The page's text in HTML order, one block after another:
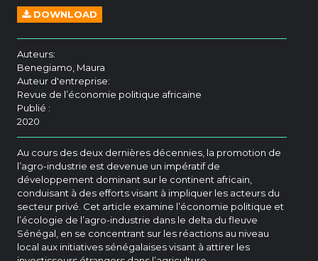
DOWNLOAD
Auteurs:
Benegiamo, Maura
Auteur d'entreprise:
Revue de l’économie politique africaine
Publié :
2020
Au cours des deux dernières décennies, la promotion de
l’agro-industrie est devenue un impératif de
développement dominant sur le continent africain,
conduisant à des efforts visant à impliquer les acteurs du
secteur privé. Cet article examine l’économie politique et
l’écologie de l’agro-industrie dans le delta du fleuve
Sénégal, en se concentrant sur les réactions au niveau
local aux initiatives sénégalaises visant à attirer les